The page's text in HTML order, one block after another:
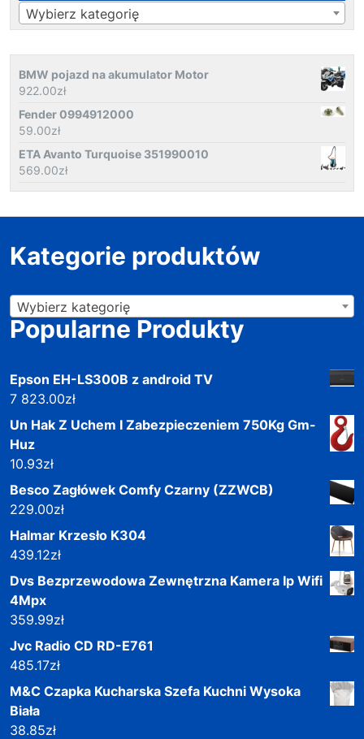
Wybierz kategorię
BMW pojazd na akumulator Motor
922.00zł
Fender 0994912000
59.00zł
ETA Avanto Turquoise 351990010
569.00zł
Kategorie produktów
Wybierz kategorię
Popularne Produkty
Epson EH-LS300B z android TV
7 823.00zł
Un Hak Z Uchem I Zabezpieczeniem 750Kg Gm-
Huz
10.93zł
Besco Zagłówek Comfy Czarny (ZZWCB)
229.00zł
Halmar Krzesło K304
439.12zł
Dvs Bezprzewodowa Zewnętrzna Kamera Ip Wifi
4Mpx
359.99zł
Jvc Radio CD RD-E761
485.17zł
M&C Czapka Kucharska Szefa Kuchni Wysoka
Biała
38.85zł